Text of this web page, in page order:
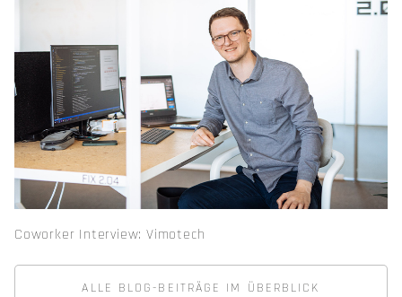
Coworker Interview: Vimotech
ALLE BLOG-BEITRÄGE IM ÜBERBLICK